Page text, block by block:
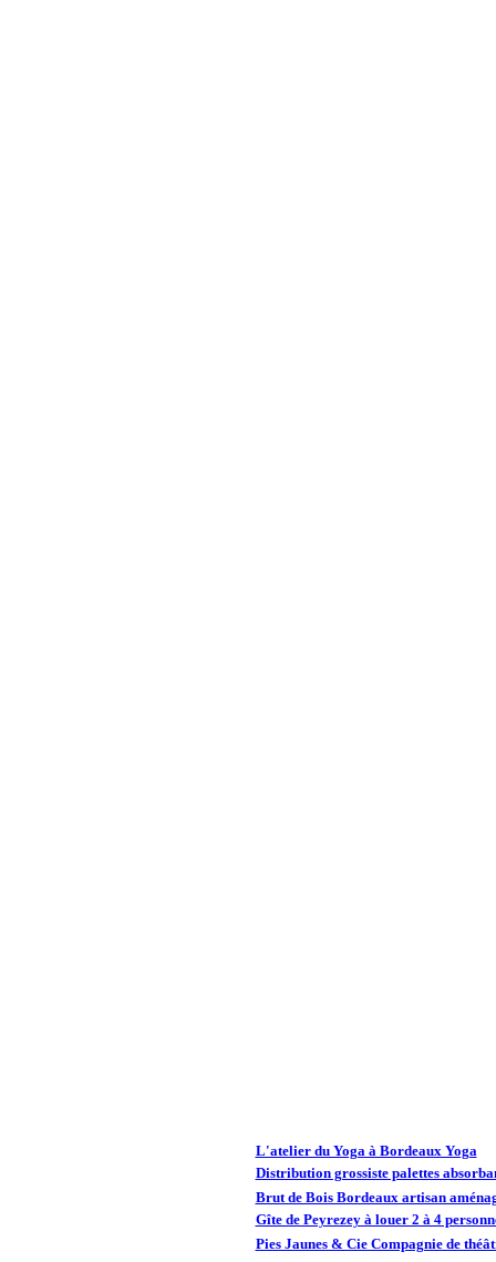
L'atelier du Yoga à Bordeaux Yoga
Distribution grossiste palettes
Brut de Bois Bordeaux artisan
Gîte de Peyrezey à louer 2 à 4
Pies Jaunes & Cie Compagnie de